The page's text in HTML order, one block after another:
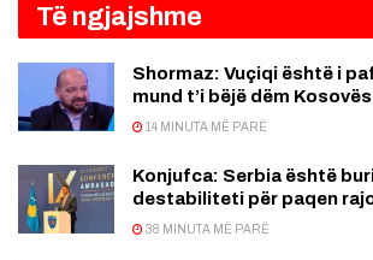
Të ngjajshme
Shormaz: Vuçiqi është i
mund t’i bëjë dëm Kosovës
14 MINUTA MË PARË
Konjufca: Serbia është
destabiliteti për paqen
38 MINUTA MË PARË